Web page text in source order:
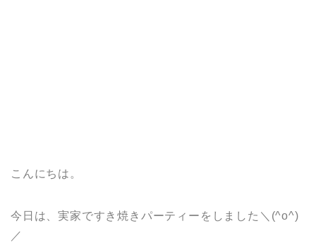
こんにちは。
今日は、実家ですき焼きパーティーをしました＼(^o^)
／